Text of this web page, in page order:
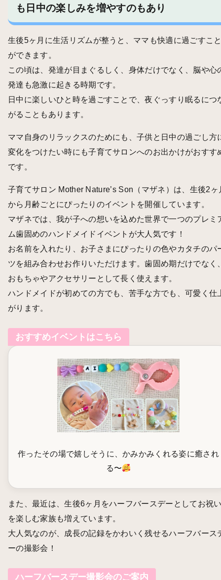
も日中の楽しみを増やすのもあり
生後5ヶ月に生活リズムが整うと、ママも快適に過ごすこ
ができます。
この頃は、発達が目まぐるしく、身体だけでなく、脳や心
発達も急激に起きる時期です。
日中に楽しいひと時を過ごすことで、夜ぐっすり眠るにつ
がることもあります。
ママ自身のリラックスのためにも、子供と日中の過ごし方
変化をつけたい時にも子育てサロンへのお出かけがおすす
です。
子育てサロン Mother Nature’s Son（マザネ）は、生後2ヶ
から月齢ごとにぴったりのイベントを開催しています。
マザネでは、我が子への想いを込めた世界で一つのプレミ
ム歯固めのハンドメイドイベントが大人気です！
お名前を入れたり、お子さまにぴったりの色やカタチのパ
ツを組み合わせお作りいただけます。歯固め期だけでなく
おもちゃやアクセサリーとして長く使えます。
ハンドメイドが初めての方でも、苦手な方でも、可愛く仕
がります。
おすすめイベントはこちら
作ったその場で嬉しそうに、かみかみくれる姿に癒され
る〜
また、最近は、生後6ヶ月をハーフバースデーとしてお祝
を楽しむ家族も増えています。
大人気なのが、成長の記録をかわいく残せるハーフバース
ーの撮影会！
ハーフバースデー撮影会のご案内